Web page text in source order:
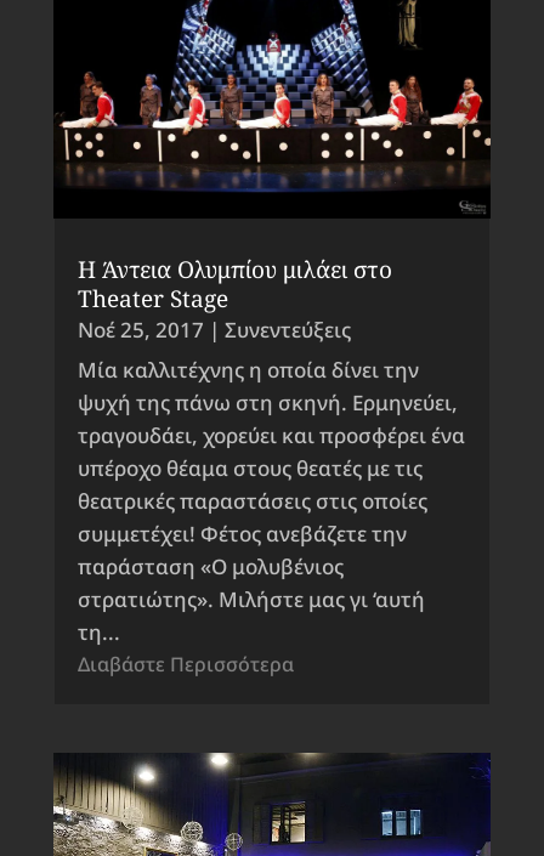
Η Άντεια Ολυμπίου μιλάει στο
Theater Stage
Νοέ 25, 2017 | Συνεντεύξεις
Μία καλλιτέχνης η οποία δίνει την
ψυχή της πάνω στη σκηνή. Ερμηνεύει,
τραγουδάει, χορεύει και προσφέρει ένα
υπέροχο θέαμα στους θεατές με τις
θεατρικές παραστάσεις στις οποίες
συμμετέχει! Φέτος ανεβάζετε την
παράσταση «Ο μολυβένιος
στρατιώτης». Μιλήστε μας γι ‘αυτή
τη...
Διαβάστε Περισσότερα